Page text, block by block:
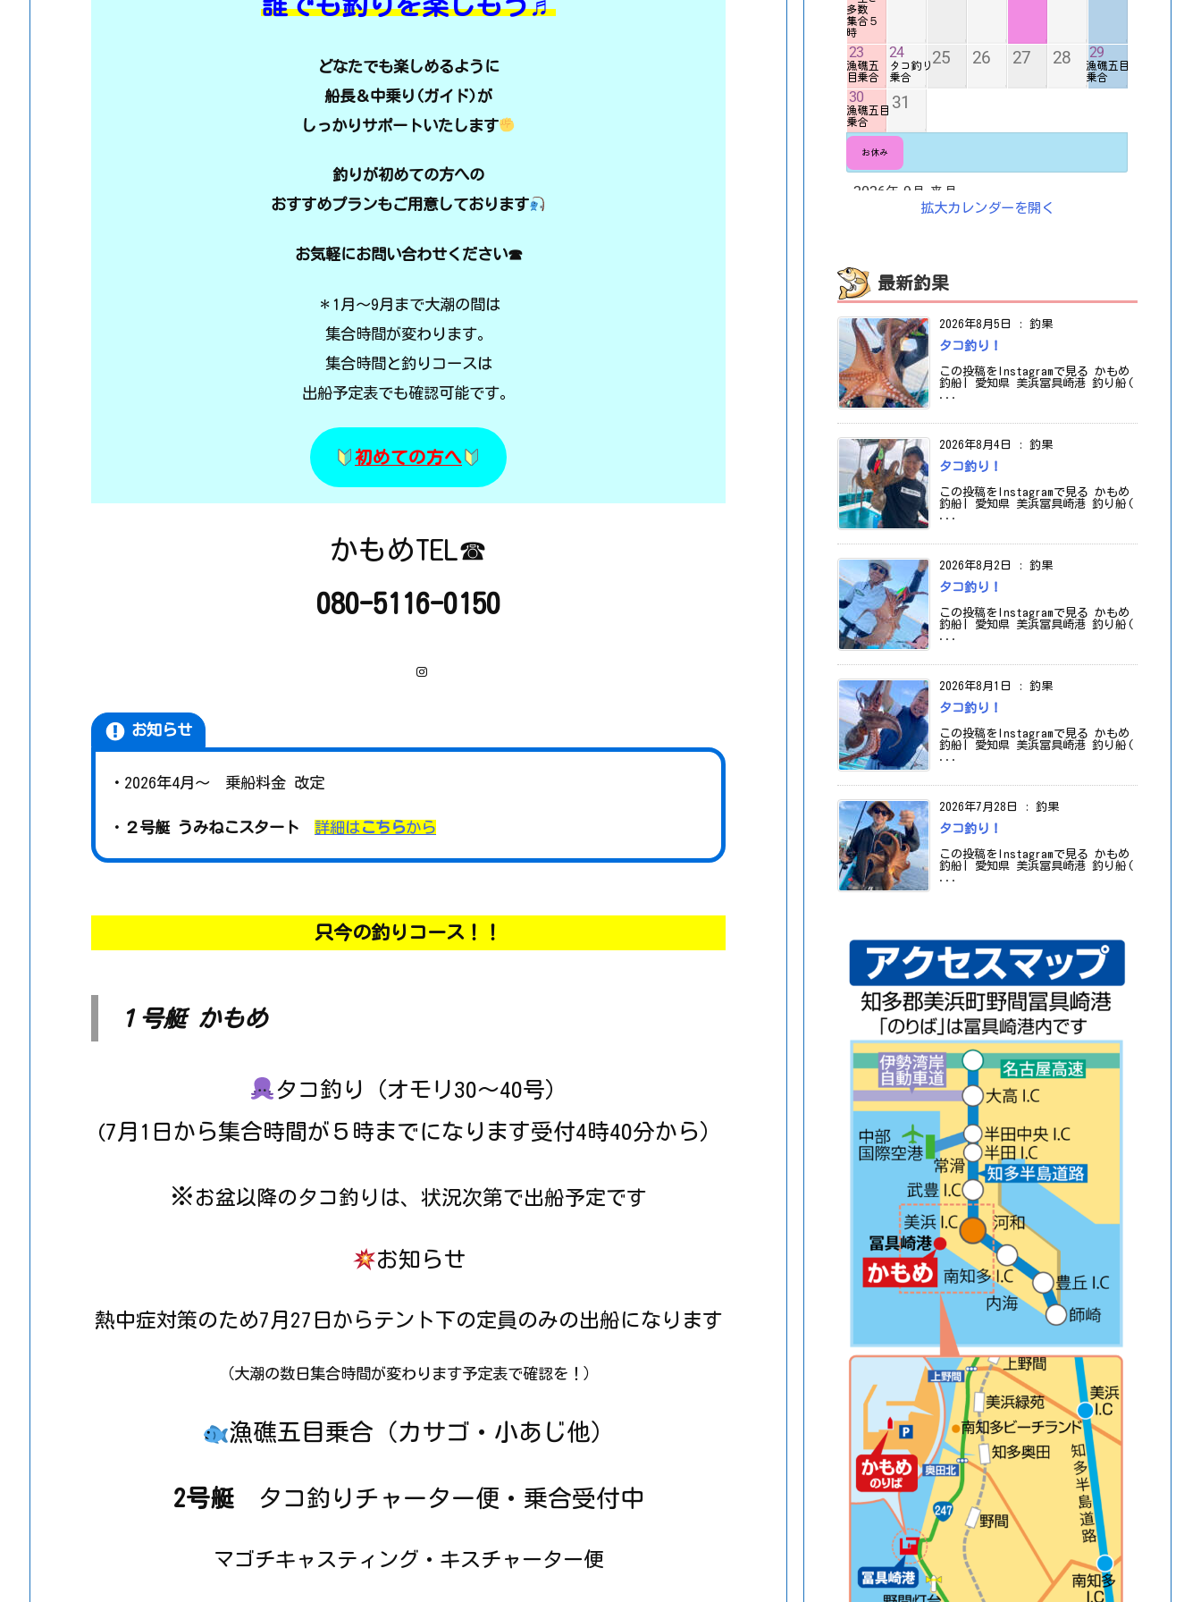
誰でも釣りを楽しもう♬
どなたでも楽しめるように
船長＆中乗り(ガイド)が
しっかりサポートいたします
釣りが初めての方への
おすすめプランもご用意しております
お気軽にお問い合わせください☎
＊1月～9月まで大潮の間は
集合時間が変わります。
集合時間と釣りコースは
出船予定表でも確認可能です。
初めての方へ
かもめTEL☎
080-5116-0150
Instagram
お知らせ
・2026年4月～ 乗船料金 改定
・ ２号艇 うみねこスタート 詳細は こちらから
只今の釣りコース！！
１号艇 かもめ
タコ釣り（オモリ30～40号）
(7月1日から集合時間が５時までになります受付4時40分から）
※ お盆以降のタコ釣りは、状況次第で出船予定です
お知らせ
熱中症対策のため7月27日からテント下の定員のみの出船になります
（大潮の数日集合時間が変わります予定表で確認を！）
漁礁五目乗合（カサゴ・小あじ他）
2号艇タコ釣りチャーター便・乗合受付中
マゴチキャスティング・キスチャーター便
拡大カレンダーを開く
最新釣果
2026年8月5日 : 釣果
タコ釣り！
この投稿をInstagramで見る かもめ
釣船| 愛知県 美浜冨具崎港 釣り船(
...
2026年8月4日 : 釣果
タコ釣り！
この投稿をInstagramで見る かもめ
釣船| 愛知県 美浜冨具崎港 釣り船(
...
2026年8月2日 : 釣果
タコ釣り！
この投稿をInstagramで見る かもめ
釣船| 愛知県 美浜冨具崎港 釣り船(
...
2026年8月1日 : 釣果
タコ釣り！
この投稿をInstagramで見る かもめ
釣船| 愛知県 美浜冨具崎港 釣り船(
...
2026年7月28日 : 釣果
タコ釣り！
この投稿をInstagramで見る かもめ
釣船| 愛知県 美浜冨具崎港 釣り船(
...